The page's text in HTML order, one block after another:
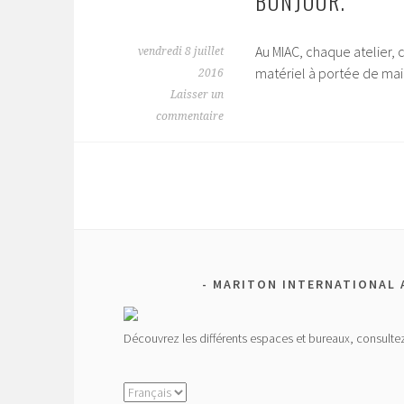
vendredi 8 juillet
2016
Laisser un
commentaire
Au MIAC, chaque
matériel à portée de
MARITON INTERNATIONAL
Découvrez les différents espaces et bureaux,